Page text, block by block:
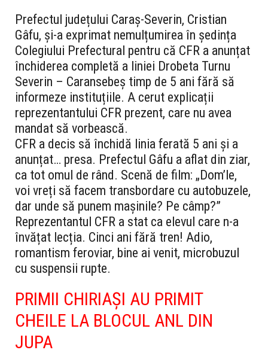
Prefectul județului Caraș-Severin, Cristian
Gâfu, și-a exprimat nemulțumirea în ședința
Colegiului Prefectural pentru că CFR a anunțat
închiderea completă a liniei Drobeta Turnu
Severin – Caransebeș timp de 5 ani fără să
informeze instituțiile. A cerut explicații
reprezentantului CFR prezent, care nu avea
mandat să vorbească.
CFR a decis să închidă linia ferată 5 ani și a
anunțat… presa. Prefectul Gâfu a aflat din ziar,
ca tot omul de rând. Scenă de film: „Dom’le,
voi vreți să facem transbordare cu autobuzele,
dar unde să punem mașinile? Pe câmp?”
Reprezentantul CFR a stat ca elevul care n-a
învățat lecția. Cinci ani fără tren! Adio,
romantism feroviar, bine ai venit, microbuzul
cu suspensii rupte.
PRIMII CHIRIAȘI AU PRIMIT
CHEILE LA BLOCUL ANL DIN
JUPA